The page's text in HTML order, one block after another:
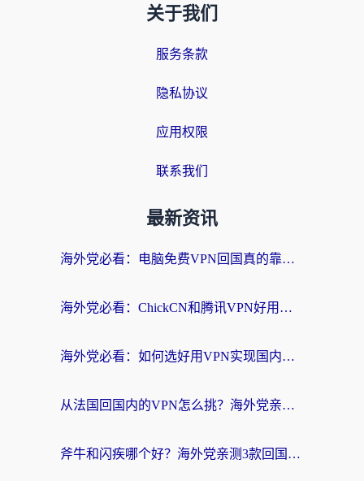
关于我们
服务条款
隐私协议
应用权限
联系我们
最新资讯
海外党必看：电脑免费VPN回国真的靠谱吗？附实测对比与最优方案指南
海外党必看：ChickCN和腾讯VPN好用吗？3招选对回国加速器，告别地区限制
海外党必看：如何选好用VPN实现国内资源无缝访问？从越南到全球都适用
从法国回国内的VPN怎么挑？海外党亲测：稳定、多端、安全才是关键
斧牛和闪疾哪个好？海外党亲测3款回国加速器，教你选到不踩坑的那一款